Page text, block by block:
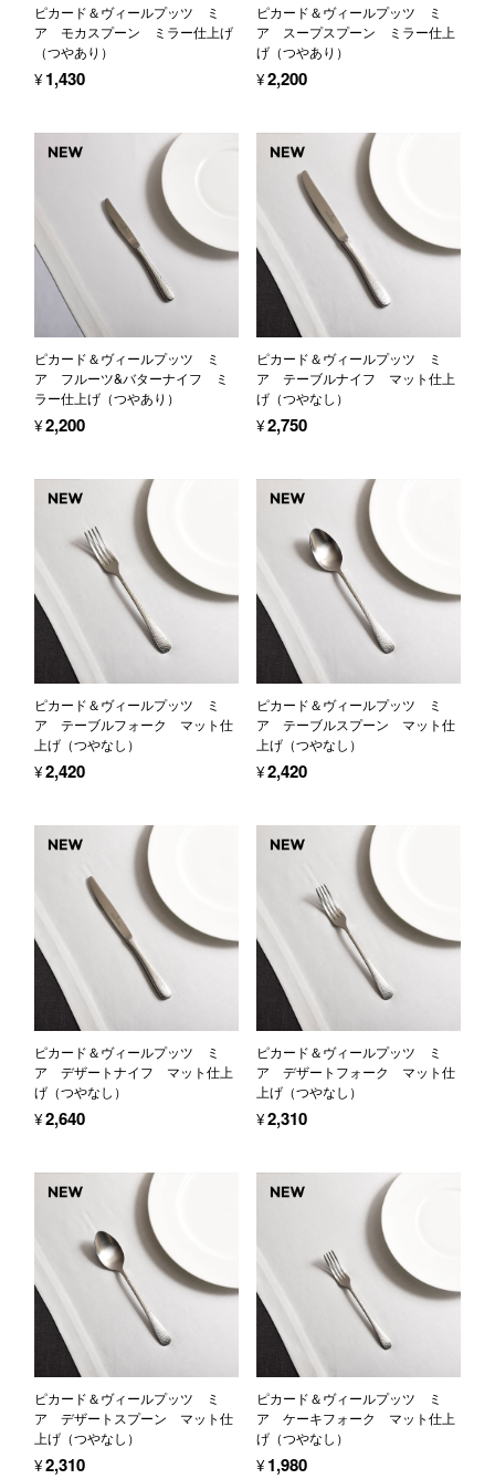
ピカード＆ヴィールプッツ ミ
ア モカスプーン ミラー仕上げ
（つやあり）
¥1,430
ピカード＆ヴィールプッツ ミ
ア スープスプーン ミラー仕上
げ（つやあり）
¥2,200
ピカード＆ヴィールプッツ ミ
ア フルーツ&バターナイフ ミ
ラー仕上げ（つやあり）
¥2,200
ピカード＆ヴィールプッツ ミ
ア テーブルナイフ マット仕上
げ（つやなし）
¥2,750
ピカード＆ヴィールプッツ ミ
ア テーブルフォーク マット仕
上げ（つやなし）
¥2,420
ピカード＆ヴィールプッツ ミ
ア テーブルスプーン マット仕
上げ（つやなし）
¥2,420
ピカード＆ヴィールプッツ ミ
ア デザートナイフ マット仕上
げ（つやなし）
¥2,640
ピカード＆ヴィールプッツ ミ
ア デザートフォーク マット仕
上げ（つやなし）
¥2,310
ピカード＆ヴィールプッツ ミ
ア デザートスプーン マット仕
上げ（つやなし）
¥2,310
ピカード＆ヴィールプッツ ミ
ア ケーキフォーク マット仕上
げ（つやなし）
¥1,980